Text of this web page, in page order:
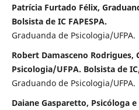
Patrícia Furtado Félix,
Bolsista de IC FAPESPA.
Graduanda de Psicologia/UFPA.
Robert Damasceno Rodrigues,
Psicologia/UFPA. Bolsista de
Graduando de Psicologia/UFPA.
Daiane Gasparetto, Psicóloga